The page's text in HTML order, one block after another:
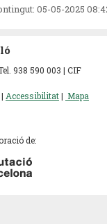
05-05-2025
938 590 003 | CIF
| Accessibilitat| Mapa
de: